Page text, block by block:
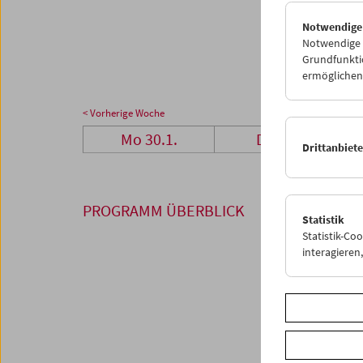
05
< Vorherige Woche
Mo 30.1. Di 31.1.
PROGRAMM ÜBERBLICK
Notwendige
Statistik
Statistik-